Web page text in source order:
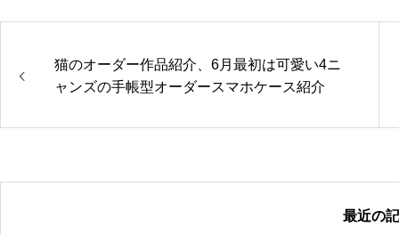
猫のオーダー作品紹介、6月最初は可愛い4ニ
ャンズの手帳型オーダースマホケース紹介
最近の